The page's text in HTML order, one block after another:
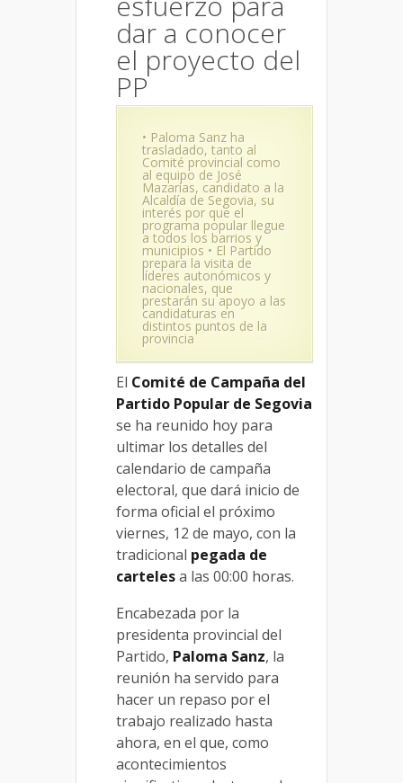
dar a conocer
el proyecto del
PP
• Paloma Sanz ha
trasladado, tanto al
Comité provincial como
al equipo de José
Mazarías, candidato a la
Alcaldía de Segovia, su
interés por que el
programa popular llegue
a todos los barrios y
municipios • El Partido
prepara la visita de
líderes autonómicos y
nacionales, que
prestarán su apoyo a las
candidaturas en
distintos puntos de la
provincia
El Comité de Campaña del
Partido Popular de Segovia
se ha reunido hoy para
ultimar los detalles del
calendario de campaña
electoral, que dará inicio de
forma oficial el próximo
viernes, 12 de mayo, con la
tradicional pegada de
cartelesa las 00:00 horas.
Encabezada por la
presidenta provincial del
Partido, Paloma Sanz, la
reunión ha servido para
hacer un repaso por el
trabajo realizado hasta
ahora, en el que, como
acontecimientos